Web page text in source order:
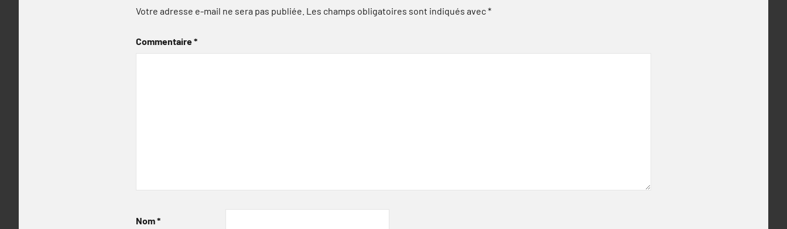
Votre adresse e-mail ne sera pas publiée. Les champs obligatoires sont indiqués avec*
Commentaire*
Nom*